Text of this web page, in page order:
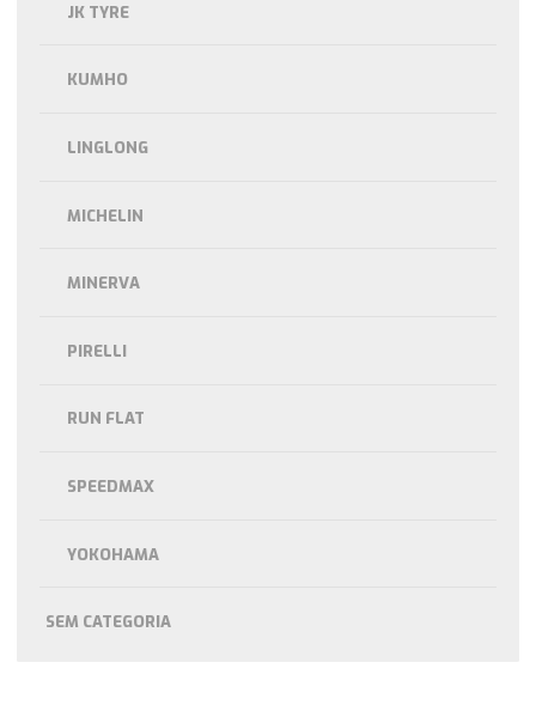
JK TYRE
KUMHO
LINGLONG
MICHELIN
MINERVA
PIRELLI
RUN FLAT
SPEEDMAX
YOKOHAMA
SEM CATEGORIA